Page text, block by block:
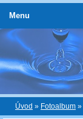
Úvod » Fotoalbum »
Menu